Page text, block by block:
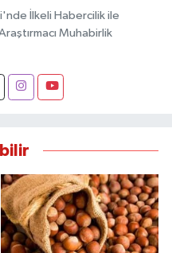
İlkeli Habercilik ile
Muhabirlik